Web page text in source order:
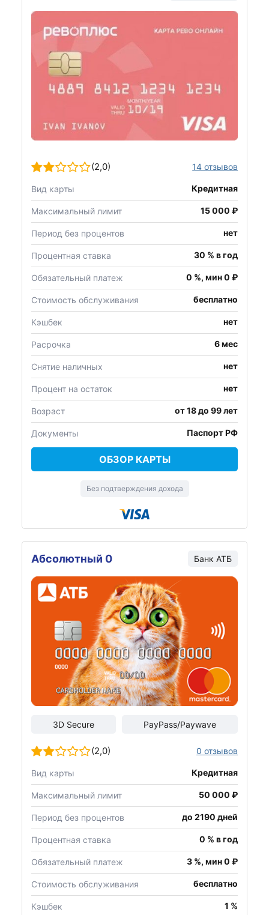
(2,0) 14 отзывов
Вид карты Кредитная
Максимальный лимит 15 000 ₽
Период без процентов нет
Процентная ставка 30 % в год
Обязательный платеж 0 %, мин 0 ₽
Стоимость обслуживания бесплатно
Кэшбек нет
Расрочка 6 мес
Снятие наличных нет
Процент на остаток нет
Возраст от 18 до 99 лет
Документы Паспорт РФ
ОБЗОР КАРТЫ
Без подтверждения дохода
Абсолютный 0 БанкАТБ
3D Secure PayPass/Paywave
(2,0) 0 отзывов
Вид карты Кредитная
Максимальный лимит 50 000 ₽
Период без процентов до 2190 дней
Процентная ставка 0 % в год
Обязательный платеж 3 %, мин 0 ₽
Стоимость обслуживания бесплатно
Кэшбек 1 %